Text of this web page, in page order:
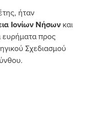
ήταν
Ιονίων Νήσων και
ευρήματα προς
Σχεδιασμού